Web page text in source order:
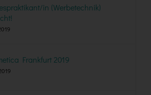
in (Werbetechnik)
Frankfurt 2019